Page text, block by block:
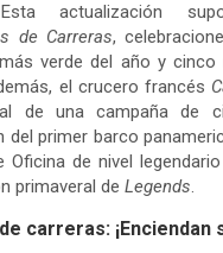
actualización
de Carreras,
verde del año y cinco
el crucero francés
de una campaña de
del primer barco
Oficina de nivel
primaveral de Legends.
carreras: